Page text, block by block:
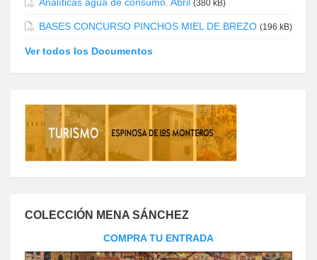
(380 kB)
BASES CONCURSO PINCHOS MIEL DE BREZO (196 kB)
Ver todos los Documentos
COLECCIÓN MENA SÁNCHEZ
COMPRA TU ENTRADA